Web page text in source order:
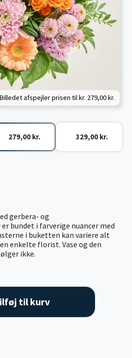
Billedet afspejler prisen til kr. 279,00 kr.
gerbera- og
bundet i farverige nuancer med
i buketten kan variere alt
enkelte florist. Vase og den
ikke.
279,00 kr. 329,00 kr.
til kurv